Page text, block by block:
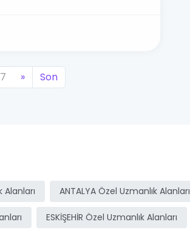
7 » Son
Alanları ANTALYA Özel Uzmanlık Alanları
ESKİŞEHİR Özel Uzmanlık Alanları